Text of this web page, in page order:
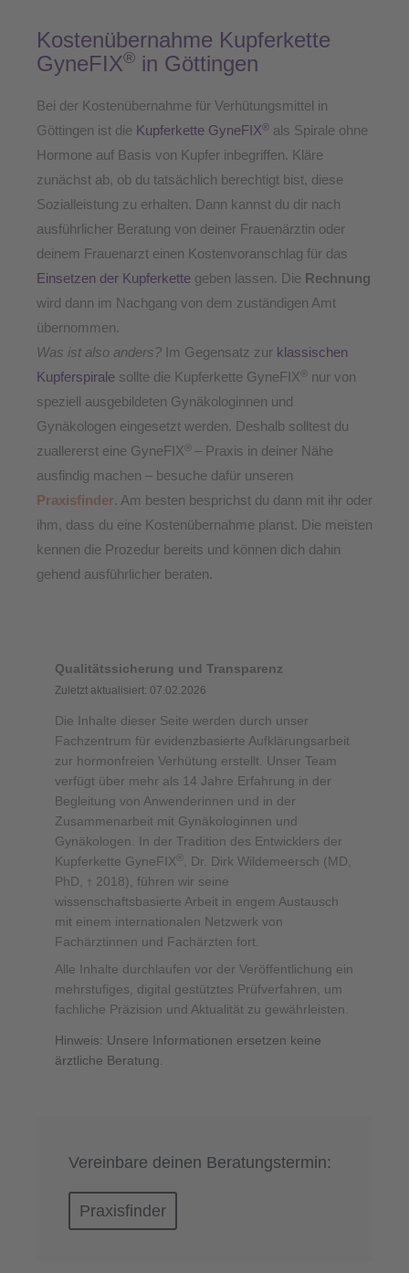
Kostenübernahme Kupferkette
GyneFIX® in Göttingen
Bei der Kostenübernahme für Verhütungsmittel in
Göttingen ist die Kupferkette GyneFIX® als Spirale ohne
Hormone auf Basis von Kupfer inbegriffen. Kläre
zunächst ab, ob du tatsächlich berechtigt bist, diese
Sozialleistung zu erhalten. Dann kannst du dir nach
ausführlicher Beratung von deiner Frauenärztin oder
deinem Frauenarzt einen Kostenvoranschlag für das
Einsetzen der Kupferkette geben lassen. Die Rechnung
wird dann im Nachgang von dem zuständigen Amt
übernommen.
Was ist also anders? Im Gegensatz zur klassischen
Kupferspirale sollte die Kupferkette GyneFIX ® nur von
speziell ausgebildeten Gynäkologinnen und
Gynäkologen eingesetzt werden. Deshalb solltest du
zuallererst eine GyneFIX ® – Praxis in deiner Nähe
ausfindig machen – besuche dafür unseren
Praxisfinder. Am besten besprichst du dann mit ihr oder
ihm, dass du eine Kostenübernahme planst. Die meisten
kennen die Prozedur bereits und können dich dahin
gehend ausführlicher beraten.
Qualitätssicherung und Transparenz
Zuletzt aktualisiert: 07.02.2026
Die Inhalte dieser Seite werden durch unser
Fachzentrum für evidenzbasierte Aufklärungsarbeit
zur hormonfreien Verhütung erstellt. Unser Team
verfügt über mehr als 14 Jahre Erfahrung in der
Begleitung von Anwenderinnen und in der
Zusammenarbeit mit Gynäkologinnen und
Gynäkologen. In der Tradition des Entwicklers der
Kupferkette GyneFIX ®
, Dr. Dirk Wildemeersch (MD,
PhD,
† 2018), führen wir seine
wissenschaftsbasierte Arbeit in engem Austausch
mit einem internationalen Netzwerk von
Fachärztinnen und Fachärzten fort.
Alle Inhalte durchlaufen vor der Veröffentlichung ein
mehrstufiges, digital gestütztes Prüfverfahren, um
fachliche Präzision und Aktualität zu gewährleisten.
Hinweis: Unsere Informationen ersetzen keine
ärztliche Beratung.
Vereinbare deinen Beratungstermin:
Praxisfinder